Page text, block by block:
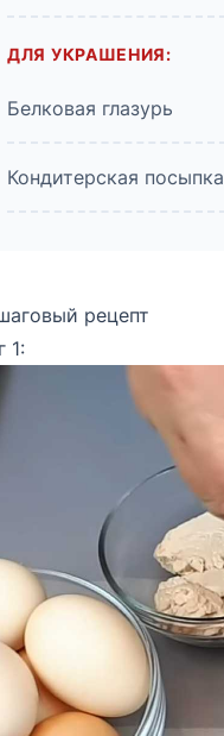
ДЛЯ УКРАШЕНИЯ:
Белковая глазурь
Кондитерская посыпка
рецепт
1: